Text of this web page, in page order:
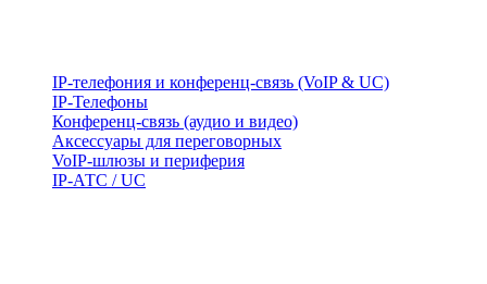
IP-телефония и конференц-связь (VoIP & UC)
IP-Телефоны
Конференц-связь (аудио и видео)
Аксессуары для переговорных
VoIP-шлюзы и периферия
IP-АТС / UC